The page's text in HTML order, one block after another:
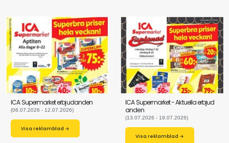
ICA Supermarket erbjudanden
(06.07.2026 - 12.07.2026)
Visa reklamblad →
ICA Supermarket - Aktuella erbjud
anden
(13.07.2026 - 19.07.2026)
Visa reklamblad →